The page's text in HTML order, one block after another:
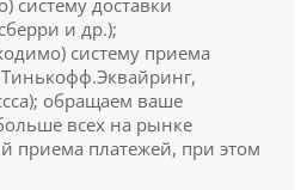
и др.);
систему приема
обращаем ваше
всех на рынке
приема платежей, при этом